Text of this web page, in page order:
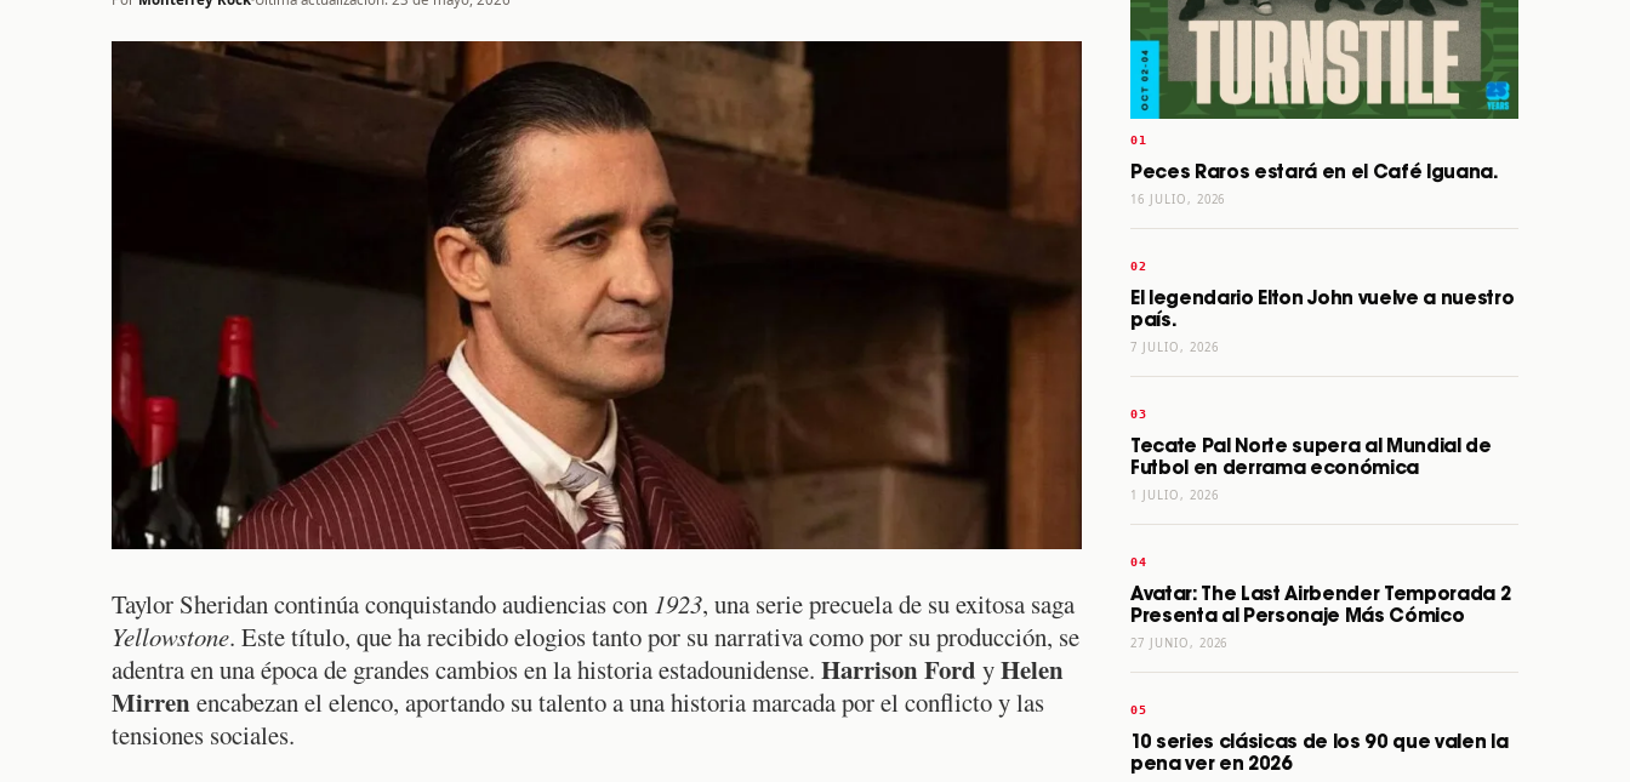
Taylor Sheridan continúa conquistando audiencias con 1923, una serie precuela de su exitosa saga
Yellowstone. Este título, que ha recibido elogios tanto por su narrativa como por su producción, se
adentra en una época de grandes cambios en la historia estadounidense. Harrison Ford yHelen
Mirren encabezan el elenco, aportando su talento a una historia marcada por el conflicto y las
tensiones sociales.
Peces Raros estará en el Café Iguana.
16 JULIO, 2026
El legendario Elton John vuelve a nuestro
país.
7 JULIO, 2026
Tecate Pal Norte supera al Mundial de
Futbol en derrama económica
1 JULIO, 2026
Avatar: The Last Airbender Temporada 2
Presenta al Personaje Más Cómico
27 JUNIO, 2026
10 series clásicas de los 90 que valen la
pena ver en 2026